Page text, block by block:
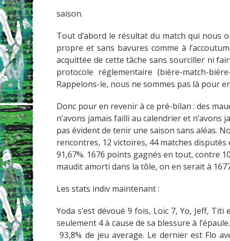
saison.
Tout d’abord le résultat du match qui nous
propre et sans bavures comme à
acquittée de cette tâche sans sourciller ni
protocole réglementaire (bière-match-
Rappelons-le, nous ne sommes pas là pour
Donc pour en revenir à ce pré-bilan : des
n’avons jamais failli au calendrier et n’avons
pas évident de tenir une saison sans aléas.
rencontres, 12 victoires, 44 matches
91,67%. 1676 points gagnés en tout, contre
maudit amorti dans la tôle, on en serait à
Les stats indiv maintenant :
Yoda s’est dévoué 9 fois, Loïc 7, Yo, Jeff,
seulement 4 à cause de sa blessure à
93,8% de jeu average. Le dernier est Flo